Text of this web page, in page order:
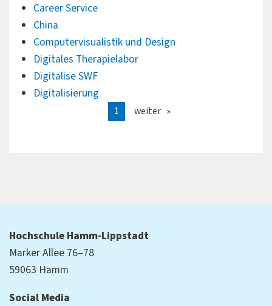
Career Service
China
Computervisualistik und Design
Digitales Therapielabor
Digitalise SWF
Digitalisierung
1 weiter
Hochschule Hamm-Lippstadt
Marker Allee 76–78
59063 Hamm
Social Media